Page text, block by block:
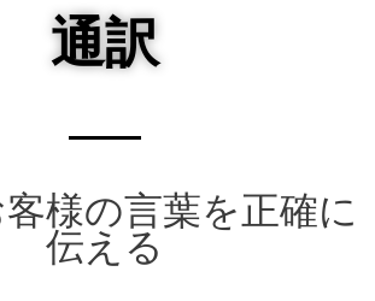
通訳
様の言葉を正確に
伝える